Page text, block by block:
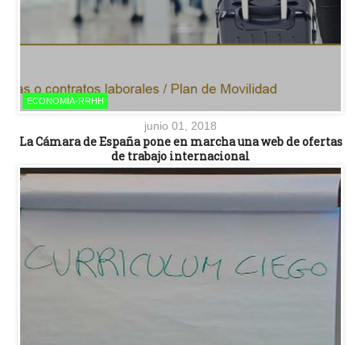
ECONOMÍA-RRHH
junio 01, 2018
La Cámara de España pone en marcha una web de ofertas
de trabajo internacional